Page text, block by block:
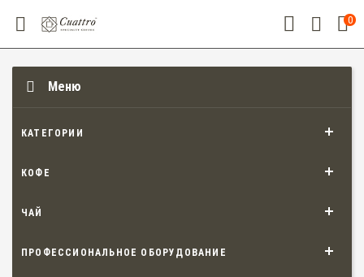
0
Меню
КАТЕГОРИИ
КОФЕ
ЧАЙ
ПРОФЕССИОНАЛЬНОЕ ОБОРУДОВАНИЕ